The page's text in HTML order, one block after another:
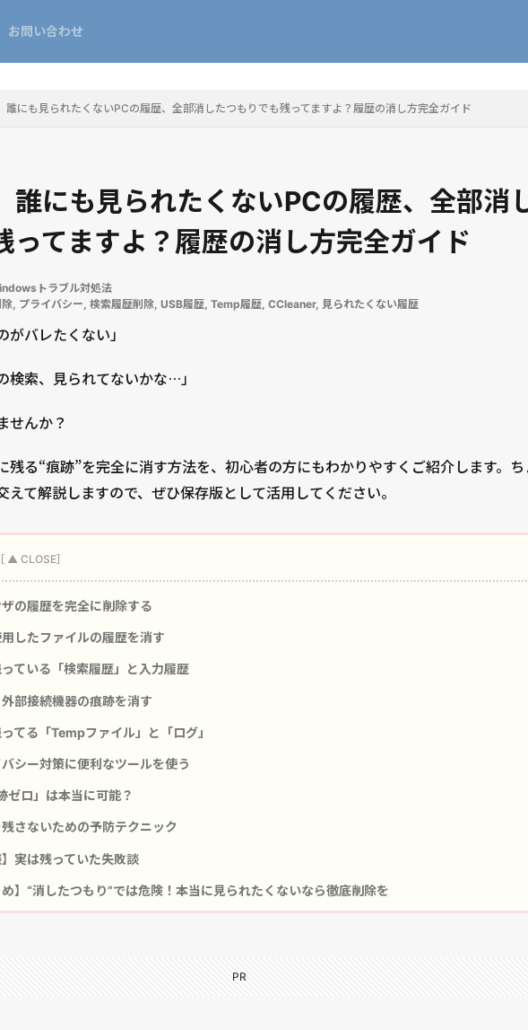
お問い合わせ
誰にも見られたくないPCの履歴、全部消したつもりでも残ってますよ？履歴の消し方完全ガイド
誰にも見られたくないPCの履歴、全部消
ってますよ？履歴の消し方完全ガイド
トラブル対処法
, プライバシー, 検索履歴削除, USB履歴, Temp履歴, CCleaner, 見られたくない履歴
がバレたくない」
検索、見られてないかな…」
せんか？
残る“痕跡”を完全に消す方法を、初心者の方にもわかりやすくご紹介します。
えて解説しますので、ぜひ保存版として活用してください。
の履歴を完全に削除する
したファイルの履歴を消す
ている「検索履歴」と入力履歴
部接続機器の痕跡を消す
てる「Tempファイル」と「ログ」
シー対策に便利なツールを使う
ゼロ」は本当に可能？
さないための予防テクニック
】実は残っていた失敗談
め】“消したつもり”では危険！本当に見られたくないなら徹底削除を
PR